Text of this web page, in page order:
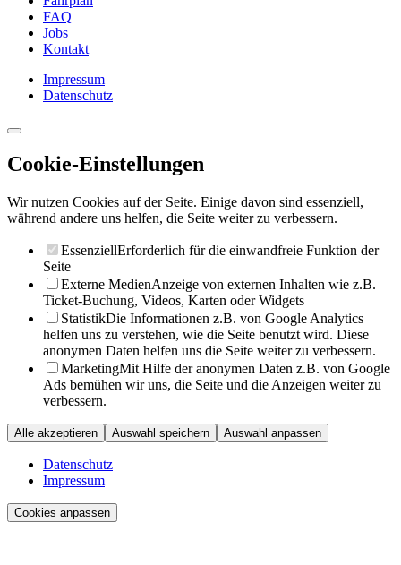
FAQ
Jobs
Kontakt
Impressum
Datenschutz
Cookie-Einstellungen
Wir nutzen Cookies auf der Seite. Einige davon sind essenziell,
während andere uns helfen, die Seite weiter zu verbessern.
EssenziellErforderlich für die einwandfreie Funktion der
Seite
Externe MedienAnzeige von externen Inhalten wie z.B.
Ticket-Buchung, Videos, Karten oder Widgets
StatistikDie Informationen z.B. von Google Analytics
helfen uns zu verstehen, wie die Seite benutzt wird. Diese
anonymen Daten helfen uns die Seite weiter zu verbessern.
MarketingMit Hilfe der anonymen Daten z.B. von Google
Ads bemühen wir uns, die Seite und die Anzeigen weiter zu
verbessern.
Alle akzeptieren Auswahl speichern Auswahl anpassen
Datenschutz
Impressum
Cookies anpassen